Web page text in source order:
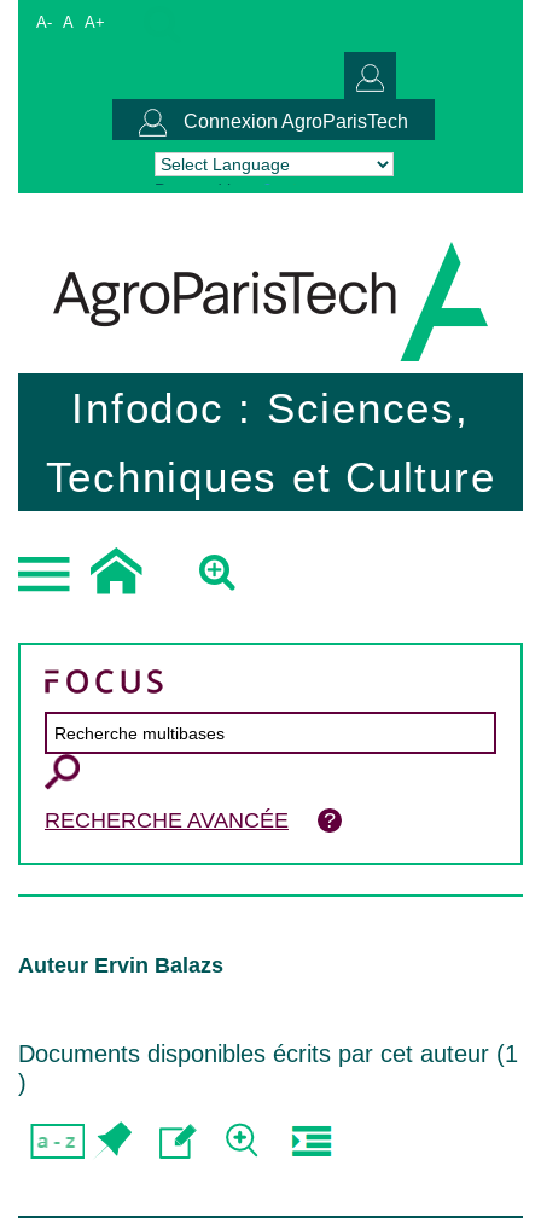
A- A A+
Connexion AgroParisTech
Powered by Translate
Infodoc : Sciences,
Techniques et Culture
RECHERCHE AVANCÉE
Auteur Ervin Balazs
Documents disponibles écrits par cet auteur (1
)